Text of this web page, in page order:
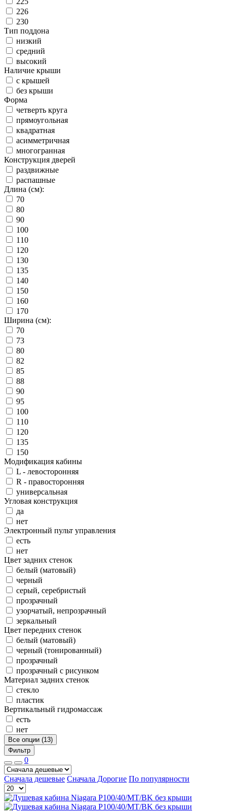
226
230
Тип поддона
низкий
средний
высокий
Наличие крыши
с крышей
без крыши
Форма
четверть круга
прямоугольная
квадратная
асимметричная
многогранная
Конструкция дверей
раздвижные
распашные
Длина (см):
70
80
90
100
110
120
130
135
140
150
160
170
Ширина (см):
70
73
80
82
85
88
90
95
100
110
120
135
150
Модификация кабины
L - левосторонняя
R - правосторонняя
универсальная
Угловая конструкция
да
нет
Электронный пульт управления
есть
нет
Цвет задних стенок
белый (матовый)
черный
серый, серебристый
прозрачный
узорчатый, непрозрачный
зеркальный
Цвет передних стенок
белый (матовый)
черный (тонированный)
прозрачный
прозрачный с рисунком
Материал задних стенок
стекло
пластик
Вертикальный гидромассаж
есть
нет
Все опции (13)
Фильтр
0
Сначала дешевые Сначала Дорогие По популярности